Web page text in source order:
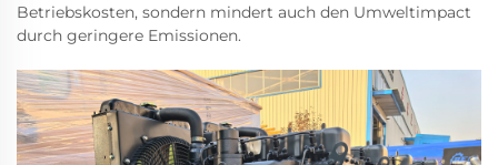
Betriebskosten, sondern mindert auch den Umweltimpact
durch geringere Emissionen.